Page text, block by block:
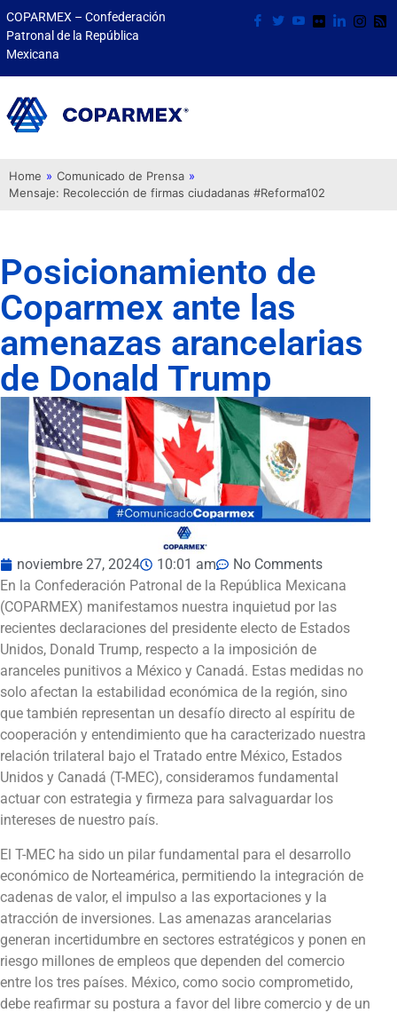
COPARMEX – Confederación
Patronal de la República
Mexicana
Home » Comunicado de Prensa »
Mensaje: Recolección de firmas ciudadanas #Reforma102
Posicionamiento de
Coparmex ante las
amenazas arancelarias
de Donald Trump
noviembre 27, 2024 10:01 am
No Comments
En la Confederación Patronal de la República Mexicana
(COPARMEX) manifestamos nuestra inquietud por las
recientes declaraciones del presidente electo de Estados
Unidos, Donald Trump, respecto a la imposición de
aranceles punitivos a México y Canadá. Estas medidas no
solo afectan la estabilidad económica de la región, sino
que también representan un desafío directo al espíritu de
cooperación y entendimiento que ha caracterizado nuestra
relación trilateral bajo el Tratado entre México, Estados
Unidos y Canadá (T-MEC), consideramos fundamental
actuar con estrategia y firmeza para salvaguardar los
intereses de nuestro país.
El T-MEC ha sido un pilar fundamental para el desarrollo
económico de Norteamérica, permitiendo la integración de
cadenas de valor, el impulso a las exportaciones y la
atracción de inversiones. Las amenazas arancelarias
generan incertidumbre en sectores estratégicos y ponen en
riesgo millones de empleos que dependen del comercio
entre los tres países. México, como socio comprometido,
debe reafirmar su postura a favor del libre comercio y de un